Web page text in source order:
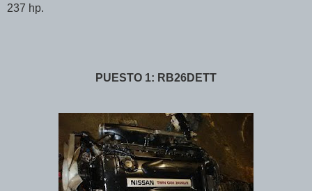
237 hp.
PUESTO 1: RB26DETT